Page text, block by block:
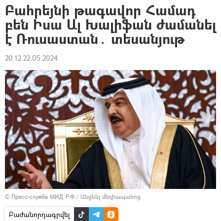
Բահրեյնի թագավոր Համադ
բեն Իսա Ալ Խալիֆան ժամանել
է Ռուսաստան․ տեսանյութ
20:12 22.05.2024
© Пресс-служба МИД РФ / Անցնել մեդիապահոց
Բաժանորդագրվել